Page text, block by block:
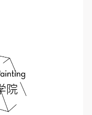
术馆工作人员及活
的使用活动中所涉
设备、设施，若参
具、创作材料及配
术馆工作人员及活
的使用活动中所涉
设备、设施，若参
具、创作材料及配
术馆工作人员及活
的使用活动中所涉
设备、设施，若参
具、创作材料及配